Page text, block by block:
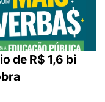
de R$ 1,6 bi